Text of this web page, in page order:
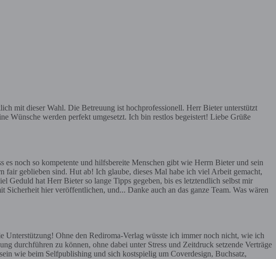
mit dieser Wahl. Die Betreuung ist hochprofessionell. Herr Bieter unterstützt
Wünsche werden perfekt umgesetzt. Ich bin restlos begeistert! Liebe Grüße
noch so kompetente und hilfsbereite Menschen gibt wie Herrn Bieter und sein
fair geblieben sind. Hut ab! Ich glaube, dieses Mal habe ich viel Arbeit gemacht,
Geduld hat Herr Bieter so lange Tipps gegeben, bis es letztendlich selbst mir
hier veröffentlichen, und... Danke auch an das ganze Team. Was wären
Ohne den Rediroma-Verlag wüsste ich immer noch nicht, wie ich
durchführen zu können, ohne dabei unter Stress und Zeitdruck setzende Verträge
wie beim Selfpublishing und sich kostspielig um Coverdesign, Buchsatz,